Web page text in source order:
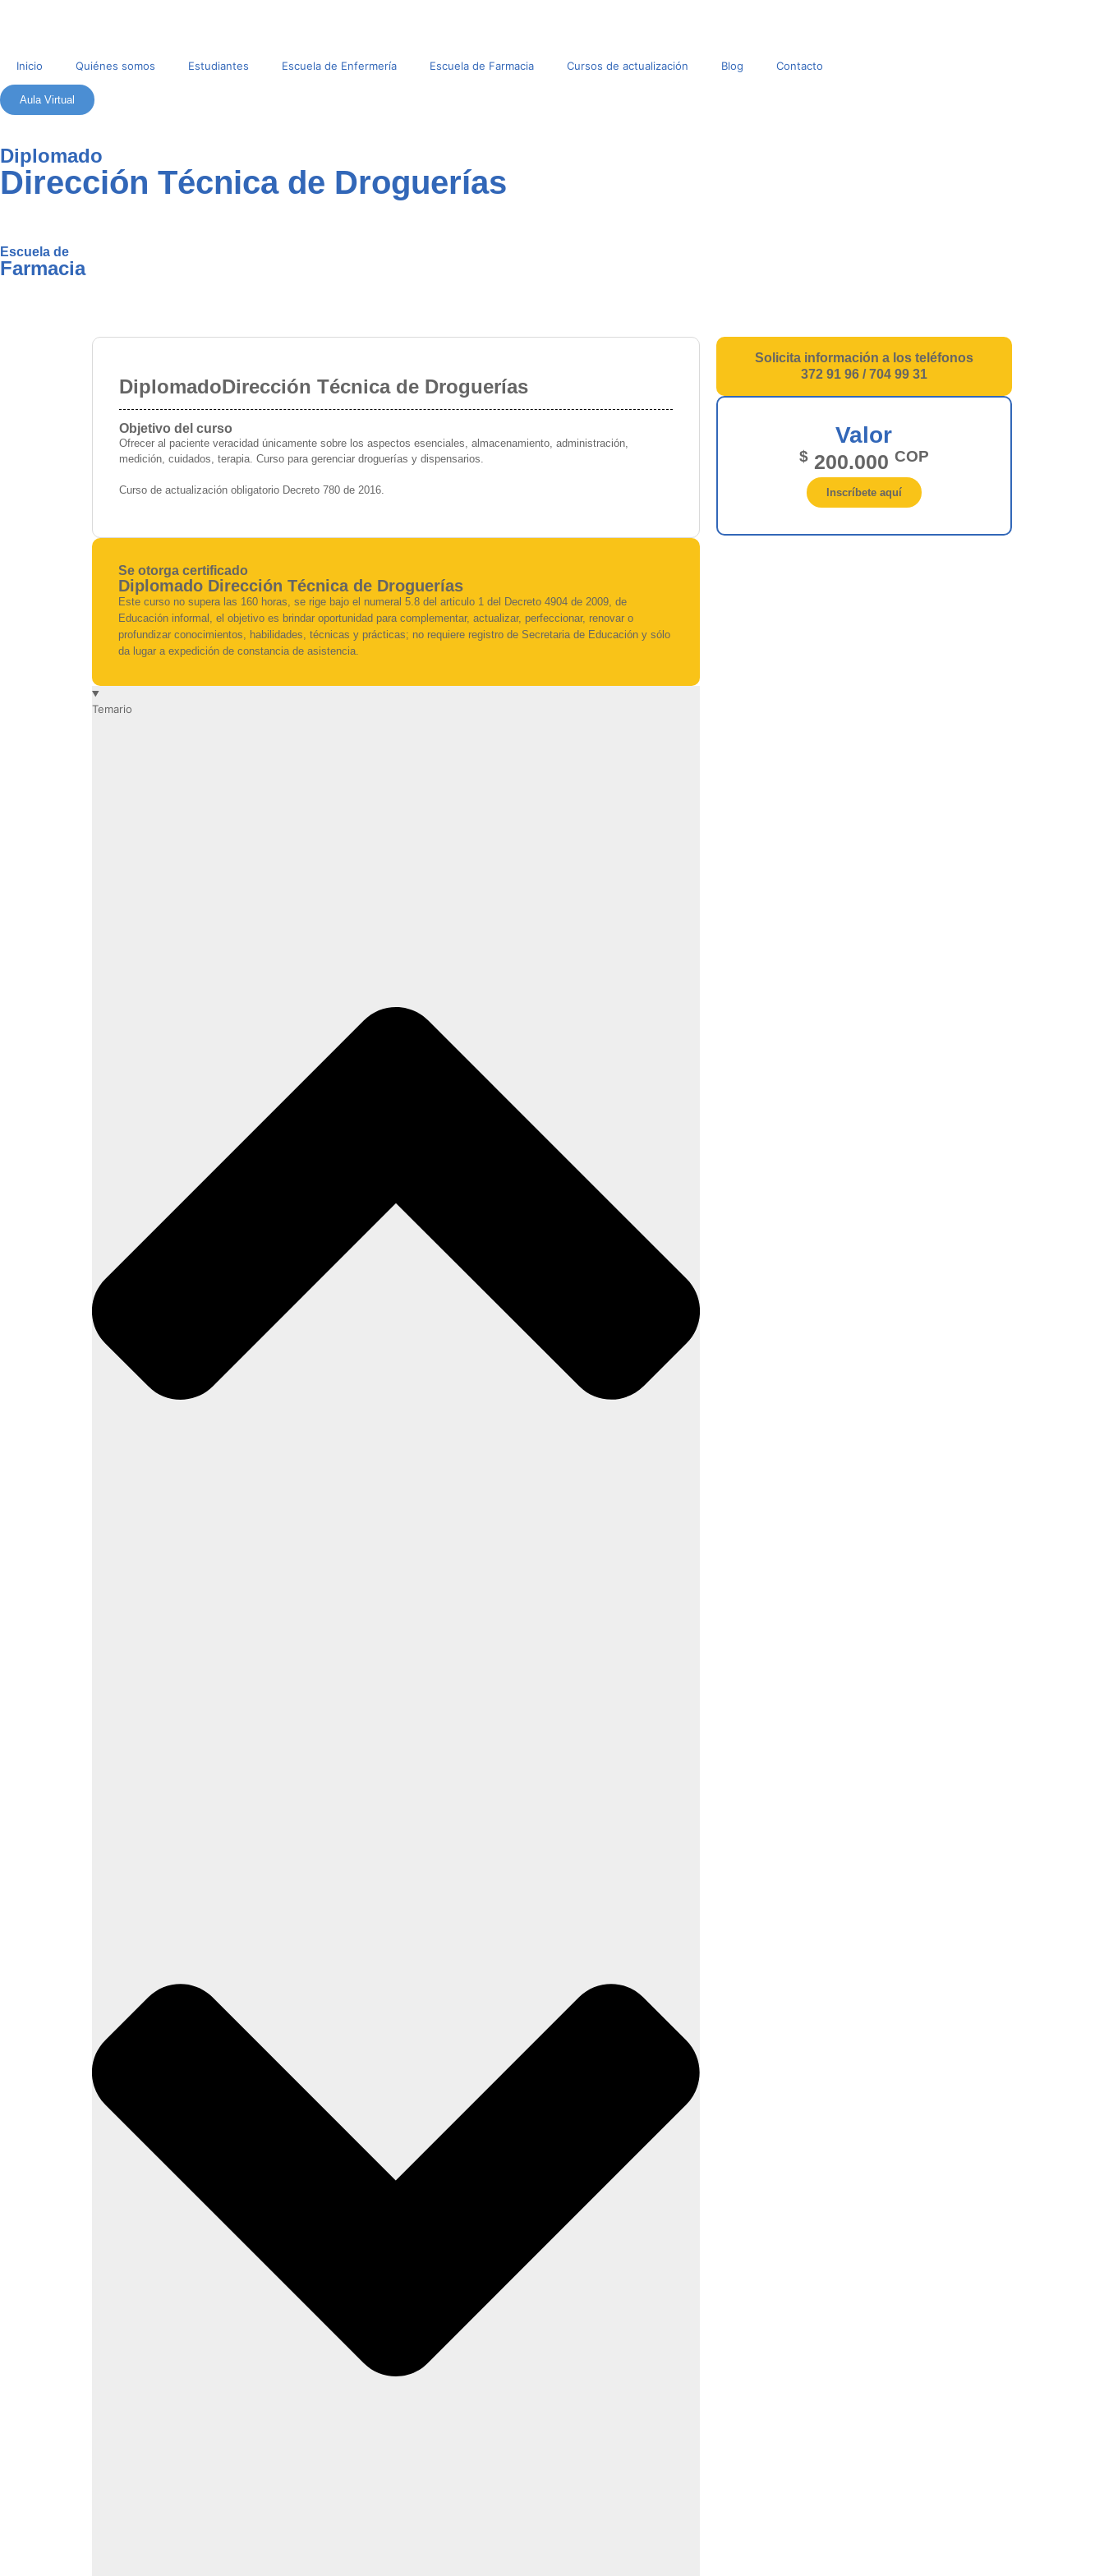
Inicio Quiénes somos Estudiantes Escuela de Enfermería Escuela de Farmacia Cursos de actualización Blog Contacto
Aula Virtual
Diplomado
Dirección Técnica de Droguerías
Escuela de
Farmacia
DiplomadoDirección Técnica de Droguerías
Objetivo del curso
Ofrecer al paciente veracidad únicamente sobre los aspectos esenciales, almacenamiento, administración,
medición, cuidados, terapia. Curso para gerenciar droguerías y dispensarios.
Curso de actualización obligatorio Decreto 780 de 2016.
Se otorga certificado
Diplomado Dirección Técnica de Droguerías
Este curso no supera las 160 horas, se rige bajo el numeral 5.8 del articulo 1 del Decreto 4904 de 2009, de
Educación informal, el objetivo es brindar oportunidad para complementar, actualizar, perfeccionar, renovar o
profundizar conocimientos, habilidades, técnicas y prácticas; no requiere registro de Secretaria de Educación y sólo
da lugar a expedición de constancia de asistencia.
Temario
Solicita información a los teléfonos
372 91 96 / 704 99 31
Valor
$200.000 COP
Inscríbete aquí